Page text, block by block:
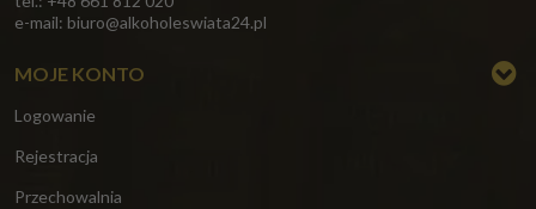
e-mail: biuro@alkoholeswiata24.pl
MOJE KONTO
Logowanie
Rejestracja
Przechowalnia